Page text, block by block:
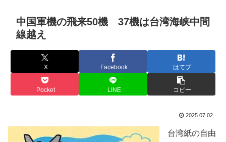
中国軍機の飛来50機 37機は台湾海峡中間
線越え
X Facebook はてブ
Pocket LINE コピー
2025.07.02
台湾紙の自由